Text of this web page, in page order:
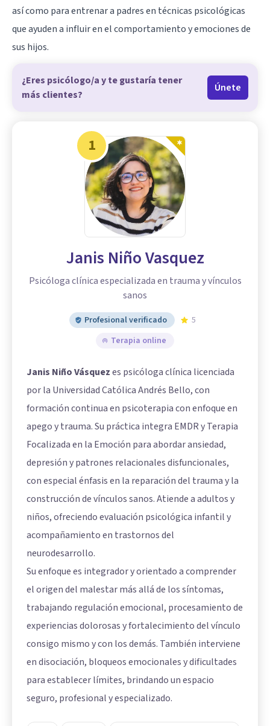
así como para entrenar a padres en técnicas psicológicas
que ayuden a influir en el comportamiento y emociones de
sus hijos.
¿Eres psicólogo/a y te gustaría tener
más clientes?
Únete
1
Janis Niño Vasquez
Psicóloga clínica especializada en trauma y vínculos
sanos
Profesional verificado
5
Terapia online
Janis Niño Vásquezes psicóloga clínica licenciada
por la Universidad Católica Andrés Bello, con
formación continua en psicoterapia con enfoque en
apego y trauma. Su práctica integra EMDR y Terapia
Focalizada en la Emoción para abordar ansiedad,
depresión y patrones relacionales disfuncionales,
con especial énfasis en la reparación del trauma y la
construcción de vínculos sanos. Atiende a adultos y
niños, ofreciendo evaluación psicológica infantil y
acompañamiento en trastornos del
neurodesarrollo.
Su enfoque es integrador y orientado a comprender
el origen del malestar más allá de los síntomas,
trabajando regulación emocional, procesamiento de
experiencias dolorosas y fortalecimiento del vínculo
consigo mismo y con los demás. También interviene
en disociación, bloqueos emocionales y dificultades
para establecer límites, brindando un espacio
seguro, profesional y especializado.